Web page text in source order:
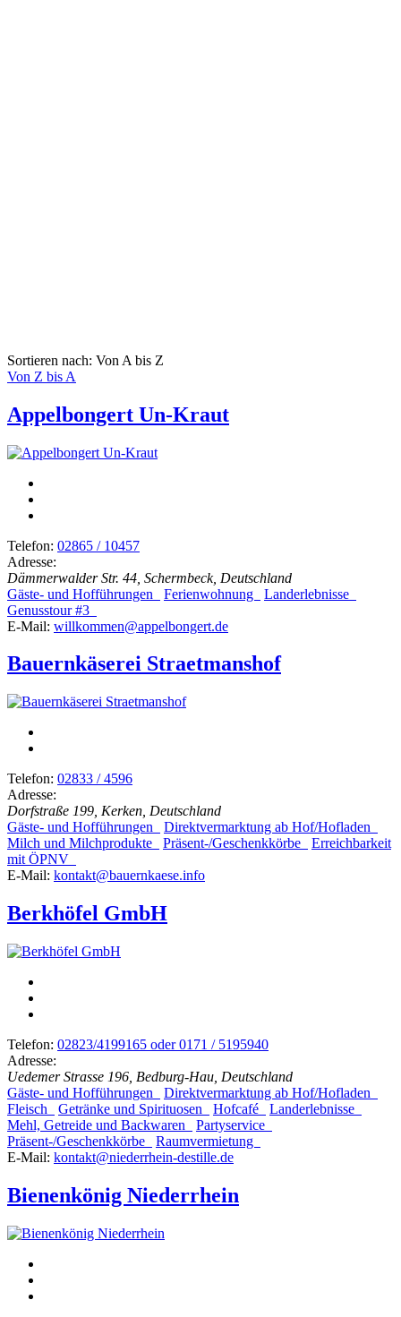
Sortieren nach: Von A bis Z
Von Z bis A
Appelbongert Un-Kraut
Telefon: 02865 / 10457
Adresse:
Dämmerwalder Str. 44, Schermbeck, Deutschland
Gäste- und Hofführungen
Ferienwohnung
Landerlebnisse
Genusstour #3
E-Mail: willkommen@appelbongert.de
Bauernkäserei Straetmanshof
Telefon: 02833 / 4596
Adresse:
Dorfstraße 199, Kerken, Deutschland
Gäste- und Hofführungen
Direktvermarktung ab Hof/Hofladen
Milch und Milchprodukte
Präsent-/Geschenkkörbe
Erreichbarkeit
mit ÖPNV
E-Mail: kontakt@bauernkaese.info
Berkhöfel GmbH
Telefon: 02823/4199165 oder 0171 / 5195940
Adresse:
Uedemer Strasse 196, Bedburg-Hau, Deutschland
Gäste- und Hofführungen
Direktvermarktung ab Hof/Hofladen
Fleisch
Getränke und Spirituosen Hofcafé
Landerlebnisse
Mehl, Getreide und Backwaren
Partyservice
Präsent-/Geschenkkörbe
Raumvermietung
E-Mail: kontakt@niederrhein-destille.de
Bienenkönig Niederrhein